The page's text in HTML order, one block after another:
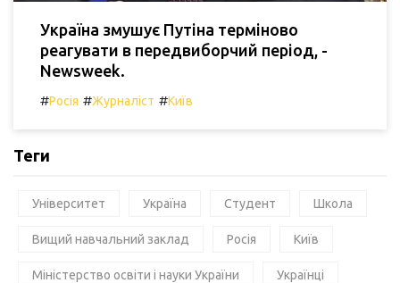
Україна змушує Путіна терміново
реагувати в передвиборчий період, -
Newsweek.
#Росія #Журналіст #Київ
Теги
Університет Україна Студент Школа
Вищий навчальний заклад Росія Київ
Міністерство освіти і науки України Українці